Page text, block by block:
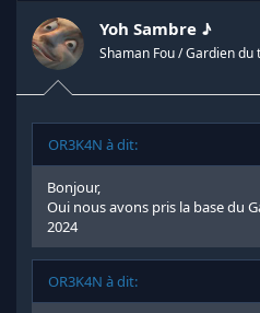
Yoh Sambre ♪
Shaman Fou / Gardien
OR3K4N à dit:
Bonjour,
Oui nous avons pris la base du
2024
OR3K4N à dit: